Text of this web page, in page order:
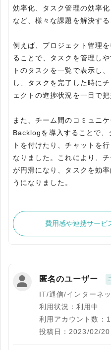
効率化、タスク管理の効率
など、様々な課題を解決する
例えば、プロジェクト管理
ることで、タスクを管理し
トのタスクを一覧で表示し
し、タスクを完了した時に
ェクトの進捗状況を一目で
また、チーム間のコミュニ
Backlogを導入することで、
トを付けたり、チャットを
なりました。これにより、
が円滑になり、タスクを効
うになりました。
費用感や連携サービ
匿名のユーザー
IT/通信/インターネ
利用状況：利用中
利用アカウント数：
投稿日：2023/02/20